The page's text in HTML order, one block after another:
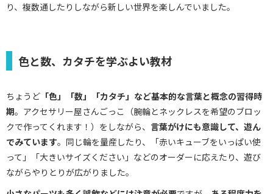
り、複数通したりしながら新しい世界を楽しんでいました。
色と数、カタチを学ぶよい教材
ちょうど 「色」「数」「カタチ」など基本的な言葉と概念の習得時
期。アクセサリー屋さんごっこ（腕輪とネックレスを希望のブロッ
クで作ってくれます！）をしながら、 言葉がけにも意識して、遊ん
でみています。同じ輪を量産したり、「赤いキューブをいっぱい使
って」「大きいサイズください」などのオーダーに応えたり、遊び
ながらやりとりが広がりました。